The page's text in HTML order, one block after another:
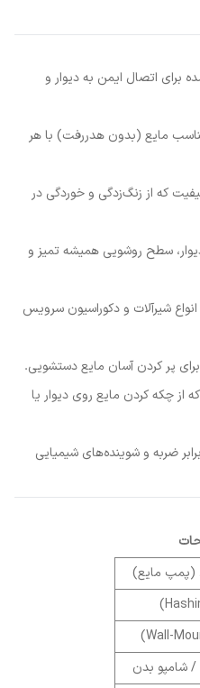
برای اتصال ایمن به دیوار و
مایع (بدون هدررفت) با هر
که از زنگ‌زدگی و خوردگی در
سطح روشویی همیشه تمیز و
شیرآلات و دکوراسیون سرویس
پر کردن آسان مایع دستشویی.
از چکه کردن مایع روی دیوار یا
ضربه و شوینده‌های شیمیایی
(پمپ مایع)
شامپو بدن